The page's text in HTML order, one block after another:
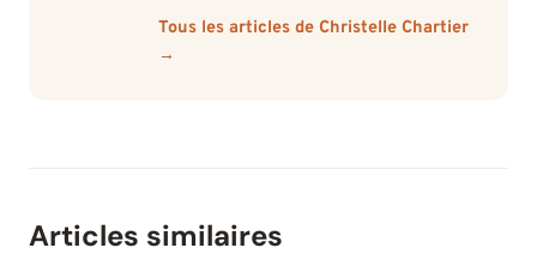
Tous les articles de Christelle Chartier
→
Articles similaires